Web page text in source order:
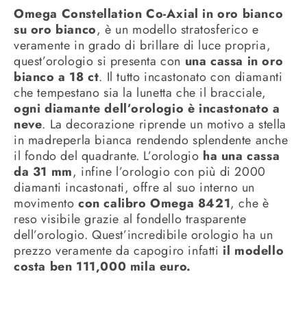
Omega Constellation Co-Axial in oro bianco
su oro bianco, è un modello stratosferico e
veramente in grado di brillare di luce propria,
quest’orologio si presenta con una cassa in oro
bianco a 18 ct. Il tutto incastonato con diamanti
che tempestano sia la lunetta che il bracciale,
ogni diamante dell’orologio è incastonato a
neve. La decorazione riprende un motivo a stella
in madreperla bianca rendendo splendente anche
il fondo del quadrante. L’orologio ha una cassa
da 31 mm, infine l’orologio con più di 2000
diamanti incastonati, offre al suo interno un
movimento con calibro Omega 8421, che è
reso visibile grazie al fondello trasparente
dell’orologio. Quest’incredibile orologio ha un
prezzo veramente da capogiro infatti il modello
costa ben 111,000 mila euro.